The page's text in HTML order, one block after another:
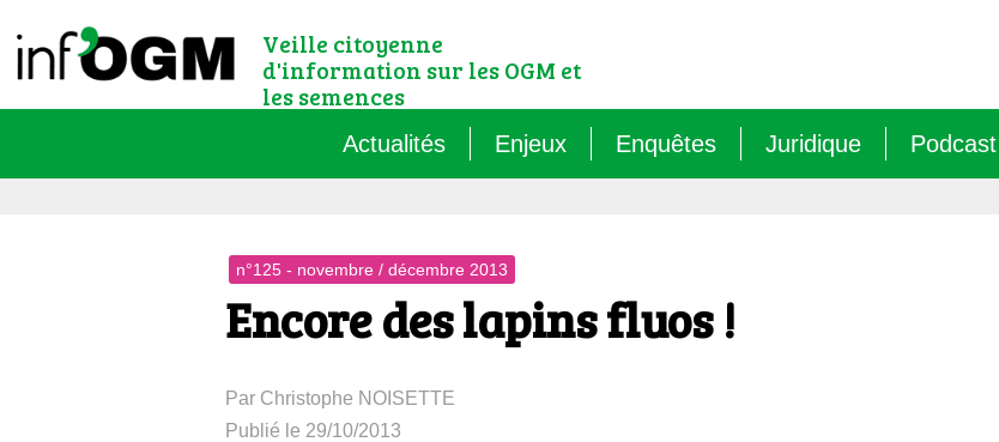
Veille citoyenne
d'information sur les OGM et
les semences
Actualités Enjeux
Règlementation internationale des OGM
Le cadre réglementaire européen des OGM
Enquêtes
Les micro-organismes OGM :
Juridique Podcast
n°125 - novembre / décembre 2013
Encore des lapins fluos !
Par Christophe NOISETTE
Publié le 29/10/2013